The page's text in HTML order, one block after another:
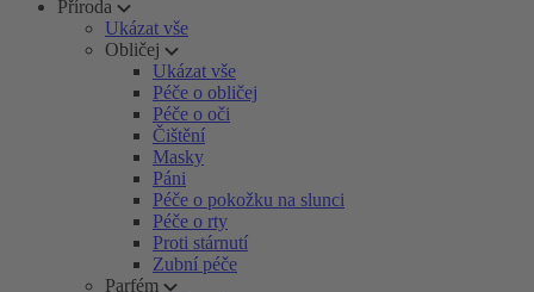
Příroda
Ukázat vše
Obličej
Ukázat vše
Péče o obličej
Péče o oči
Čištění
Masky
Páni
Péče o pokožku na slunci
Péče o rty
Proti stárnutí
Zubní péče
Parfém